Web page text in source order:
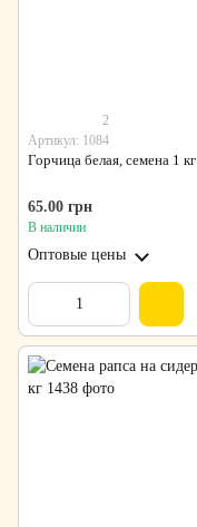
2
Артикул: 1084
Горчица белая, семена 1 кг
65.00 грн
В наличии
Оптовые цены